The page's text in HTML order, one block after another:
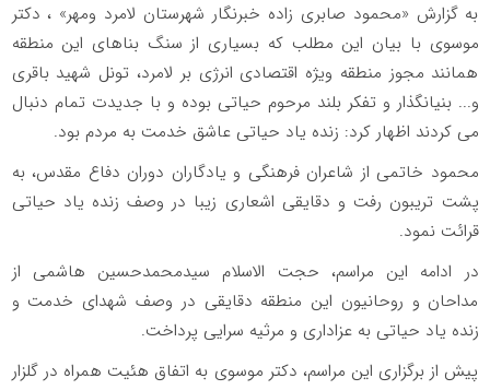
به گزارش «محمود صابری زاده خبرنگار شهرستان لامرد ومهر» ، دکتر
موسوی با بیان این مطلب که بسیاری از سنگ بناهای این منطقه
همانند مجوز منطقه ویژه اقتصادی انرژی بر لامرد، تونل شهید باقری
و... بنیانگذار و تفکر بلند مرحوم حیاتی بوده و با جدیدت تمام دنبال
می کردند اظهار کرد: زنده یاد حیاتی عاشق خدمت به مردم بود.
محمود خاتمی از شاعران فرهنگی و یادگاران دوران دفاع مقدس، به
پشت تریبون رفت و دقایقی اشعاری زیبا در وصف زنده یاد حیاتی
قرائت نمود.
در ادامه این مراسم، حجت الاسلام سیدمحمدحسین هاشمی از
مداحان و روحانیون این منطقه دقایقی در وصف شهدای خدمت و
زنده یاد حیاتی به عزاداری و مرثیه سرایی پرداخت.
پیش از برگزاری این مراسم، دکتر موسوی به اتفاق هئیت همراه در گلزار